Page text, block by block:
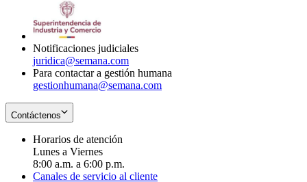
Notificaciones judiciales
juridica@semana.com
Para contactar a gestión humana
gestionhumana@semana.com
Contáctenos
Horarios de atención
Lunes a Viernes
8:00 a.m. a 6:00 p.m.
Canales de servicio al cliente